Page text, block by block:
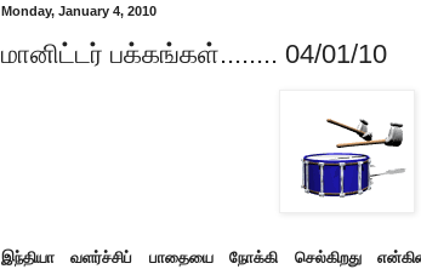
Monday, January 4, 2010
மானிட்டர் பக்கங்கள்........ 04/01/10
இந்தியா வளர்ச்சிப் பாதையை நோக்கி செல்கிறது